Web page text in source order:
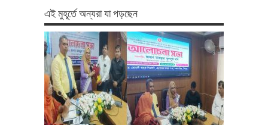
এই মুহূর্তে অন্যরা যা পড়ছেন